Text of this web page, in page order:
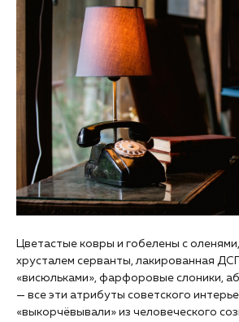
Цветастые ковры и гобелены с
хрусталем серванты, лакированная
«висюльками», фарфоровые слоники,
— все эти атрибуты советского
«выкорчёвывали» из человеческого